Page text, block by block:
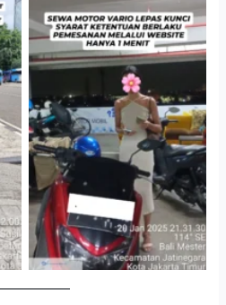
Cityplaza Jatinegara
Gedung Parkir P6ASewa
Motor Medan Sunggal No
Ribet, Proses Kilat, Siap
Pakai.